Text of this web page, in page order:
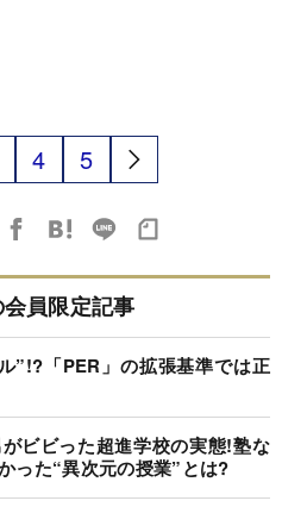
4 5
員限定記事
”!?「PER」の拡張基準では正
ビビった超進学校の実態!塾な
った“異次元の授業”とは?